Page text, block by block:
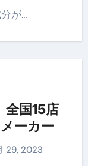
が…
全国15店
ーカー
29, 2023